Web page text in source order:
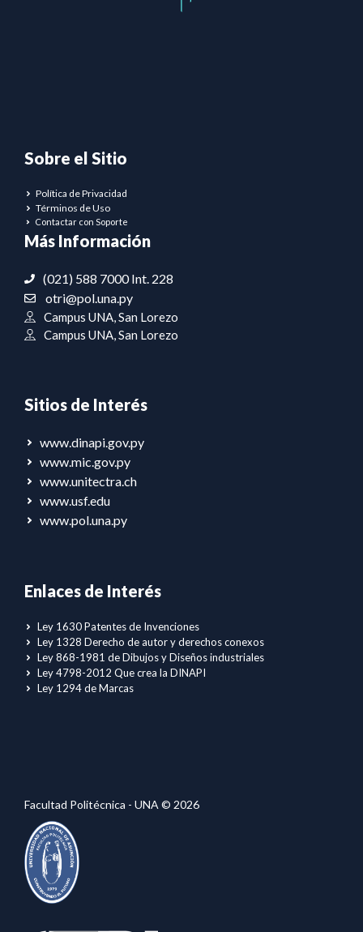
Sobre el Sitio
Política de Privacidad
Términos de Uso
Contactar con Soporte
Más Información
(021) 588 7000 Int. 228
otri@pol.una.py
Campus UNA, San Lorezo
Campus UNA, San Lorezo
Sitios de Interés
www.dinapi.gov.py
www.mic.gov.py
www.unitectra.ch
www.usf.edu
www.pol.una.py
Enlaces de Interés
Ley 1630 Patentes de Invenciones
Ley 1328 Derecho de autor y derechos conexos
Ley 868-1981 de Dibujos y Diseños industriales
Ley 4798-2012 Que crea la DINAPI
Ley 1294 de Marcas
Facultad Politécnica - UNA © 2026